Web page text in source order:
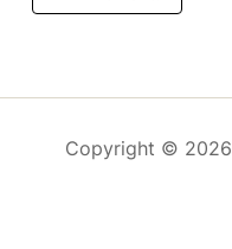
Copyright © 2026